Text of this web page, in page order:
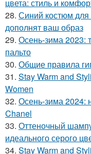
цвета: стиль и
28. Синий костюм
дополнят ваш образ
29. Осень-зима 2023:
пальто
30. Общие правила
31. Stay Warm and
Women
32. Осень-зима 2024:
Chanel
33. Оттеночный
идеального серого
34. Stay Warm and